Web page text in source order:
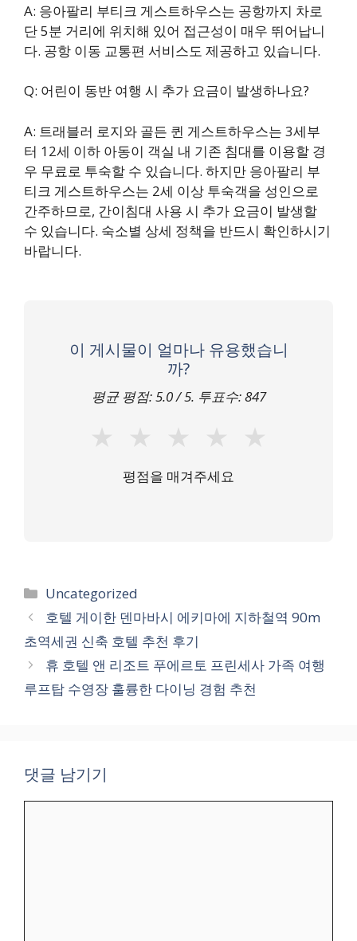
A: 응아팔리 부티크 게스트하우스는 공항까지 차로
단 5분 거리에 위치해 있어 접근성이 매우 뛰어납니
다. 공항 이동 교통편 서비스도 제공하고 있습니다.
Q: 어린이 동반 여행 시 추가 요금이 발생하나요?
A: 트래블러 로지와 골든 퀸 게스트하우스는 3세부
터 12세 이하 아동이 객실 내 기존 침대를 이용할 경
우 무료로 투숙할 수 있습니다. 하지만 응아팔리 부
티크 게스트하우스는 2세 이상 투숙객을 성인으로
간주하므로, 간이침대 사용 시 추가 요금이 발생할
수 있습니다. 숙소별 상세 정책을 반드시 확인하시기
바랍니다.
이 게시물이 얼마나 유용했습니
까?
평균 평점:5.0/ 5. 투표수:847
★ ★ ★ ★ ★
평점을 매겨주세요
카
테
리
Uncategorized
호텔 게이한 덴마바시 에키마에 지하철역 90m
초역세권 신축 호텔 추천 후기
휴 호텔 앤 리조트 푸에르토 프린세사 가족 여행
루프탑 수영장 훌륭한 다이닝 경험 추천
댓글 남기기